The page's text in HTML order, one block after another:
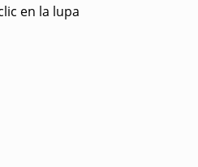
en la lupa